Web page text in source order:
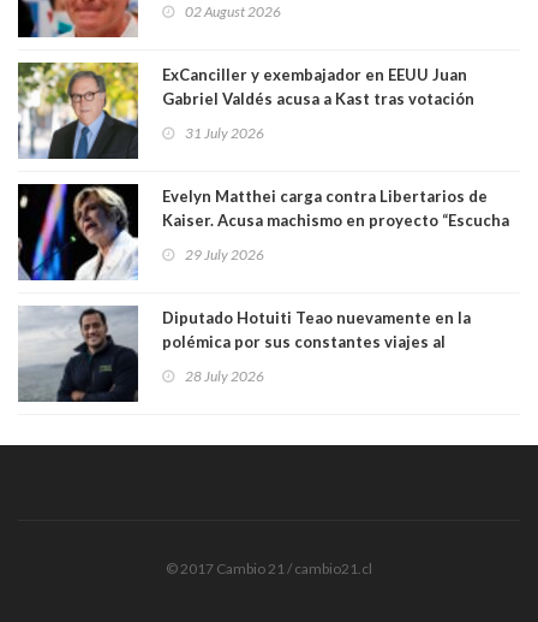
sacó en primera vuelta. Rechazo es de 58.9% y
64.8%
02 August 2026
ExCanciller y exembajador en EEUU Juan
Gabriel Valdés acusa a Kast tras votación
"Si hay una persona responsable es él"
31 July 2026
Evelyn Matthei carga contra Libertarios de
Kaiser. Acusa machismo en proyecto “Escucha
"¿Cómo puede haber alguien tan enfermo del
29 July 2026
Diputado Hotuiti Teao nuevamente en la
polémica por sus constantes viajes al
vacaciones para irse a Londres y Paris por 18
28 July 2026
© 2017 Cambio 21 / cambio21.cl